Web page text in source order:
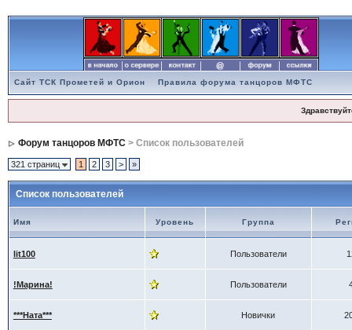
Сайт ТСК Прометей и Орион Правила форума танцоров МФТС
Форум танцоров МФТС> Список пользователей
321 страниц 1 2 3 > »
Список пользователей
Имя Уровень Группа
lit100 Пользователи
!Марина! Пользователи
***Ната*** Новички